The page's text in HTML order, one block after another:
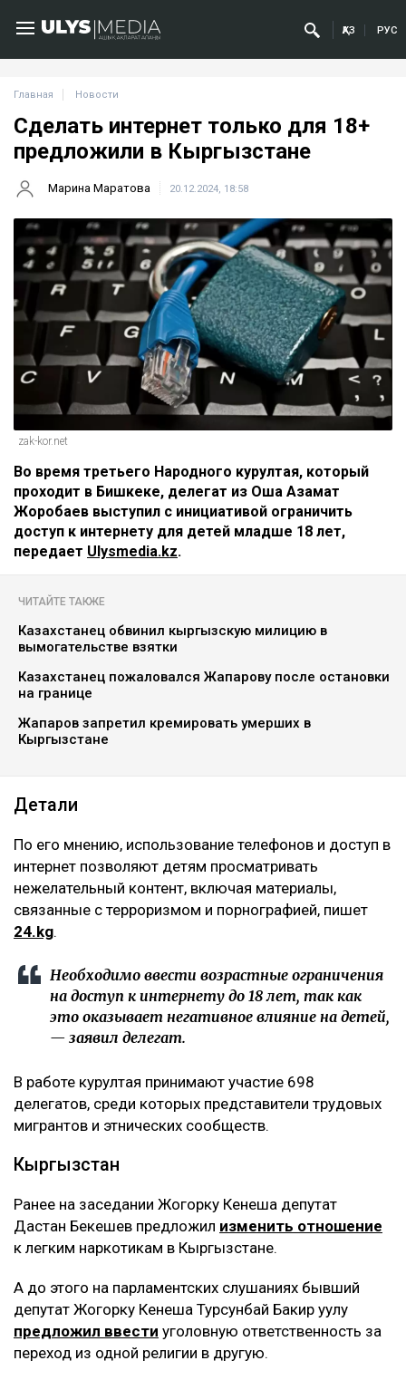
ҚАЗ РУС
Главная Новости
Сделать интернет только для 18+
предложили в Кыргызстане
Марина Маратова 20.12.2024, 18:58
zak-kor.net
Во время третьего Народного курултая, который
проходит в Бишкеке, делегат из Оша Азамат
Жоробаев выступил с инициативой ограничить
доступ к интернету для детей младше 18 лет,
передает Ulysmedia.kz.
ЧИТАЙТЕ ТАКЖЕ
Казахстанец обвинил кыргызскую милицию в
вымогательстве взятки
Казахстанец пожаловался Жапарову после остановки
на границе
Жапаров запретил кремировать умерших в
Кыргызстане
Детали
По его мнению, использование телефонов и доступ в
интернет позволяют детям просматривать
нежелательный контент, включая материалы,
связанные с терроризмом и порнографией, пишет
24.kg.
Необходимо ввести возрастные ограничения
на доступ к интернету до 18 лет, так как
это оказывает негативное влияние на детей,
— заявил делегат.
В работе курултая принимают участие 698
делегатов, среди которых представители трудовых
мигрантов и этнических сообществ.
Кыргызстан
Ранее на заседании Жогорку Кенеша депутат
Дастан Бекешев предложил изменить отношение
к легким наркотикам в Кыргызстане.
A до этого на парламентских слушаниях бывший
депутат Жогорку Кенеша Турсунбай Бакир уулу
предложил ввести уголовную ответственность за
переход из одной религии в другую.